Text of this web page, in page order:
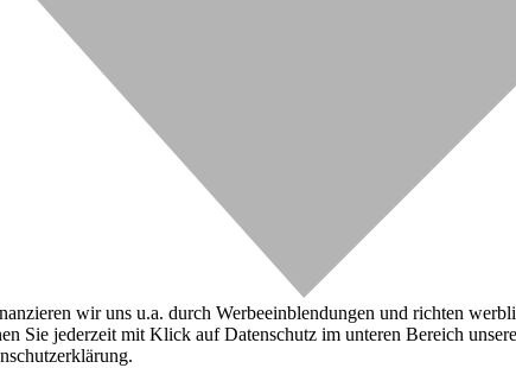
wir uns u.a. durch Werbeeinblendungen und richten
Sie jederzeit mit Klick auf Datenschutz im unteren Bereich